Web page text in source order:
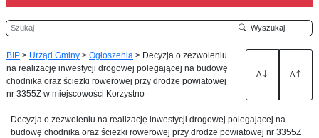
Szukaj Wyszukaj
BIP > Urząd Gminy > Ogłoszenia > Decyzja o zezwoleniu
na realizację inwestycji drogowej polegającej na budowę
chodnika oraz ścieżki rowerowej przy drodze powiatowej
nr 3355Z w miejscowości Korzystno
A A
Decyzja o zezwoleniu na realizację inwestycji drogowej polegającej na
budowę chodnika oraz ścieżki rowerowej przy drodze powiatowej nr 3355Z